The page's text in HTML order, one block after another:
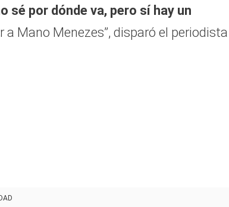
sé por dónde va, pero sí hay un
Mano Menezes”, disparó el periodista